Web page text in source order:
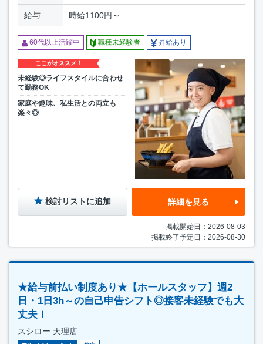
給与 時給1100円～
60代以上活躍中 職種未経験者 昇給あり
ここがオススメ！
未経験◎ライフスタイルに合わせ
て勤務OK
家庭や趣味、私生活との両立も
楽々◎
検討リストに追加 詳細を見る
掲載開始日：2026-08-03
掲載終了予定日：2026-08-30
★給与前払い制度あり★【ホールスタッフ】週2
日・1日3h～の自己申告シフト◎接客未経験でも大
丈夫！
スシロー 天理店